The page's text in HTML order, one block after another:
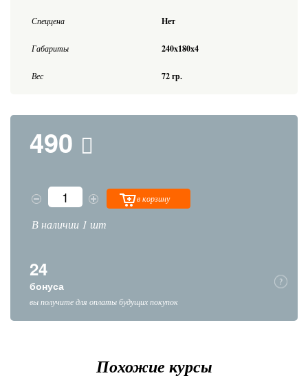
Спеццена Нет
Габариты 240x180x4
Вес 72 гр.
490
в корзину
В наличии 1 шт
24
бонуса
вы получите для оплаты будущих покупок
Похожие курсы